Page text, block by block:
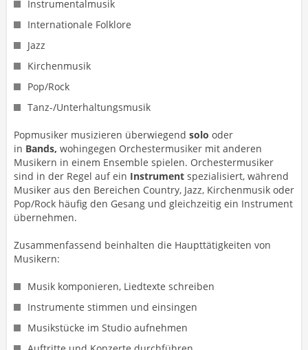
Instrumentalmusik
Internationale Folklore
Jazz
Kirchenmusik
Pop/Rock
Tanz-/Unterhaltungsmusik
Popmusiker musizieren überwiegend solo oder
in Bands, wohingegen Orchestermusiker mit anderen
Musikern in einem Ensemble spielen. Orchestermusiker
sind in der Regel auf ein Instrument spezialisiert, während
Musiker aus den Bereichen Country, Jazz, Kirchenmusik oder
Pop/Rock häufig den Gesang und gleichzeitig ein Instrument
übernehmen.
Zusammenfassend beinhalten die Haupttätigkeiten von
Musikern:
Musik komponieren, Liedtexte schreiben
Instrumente stimmen und einsingen
Musikstücke im Studio aufnehmen